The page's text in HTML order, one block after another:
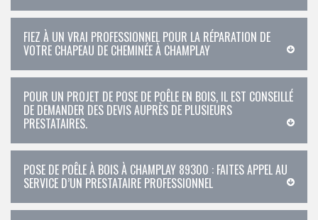
FIEZ À UN VRAI PROFESSIONNEL POUR LA RÉPARATION DE
VOTRE CHAPEAU DE CHEMINÉE À CHAMPLAY
POUR UN PROJET DE POSE DE POÊLE EN BOIS, IL EST CONSEILLÉ
DE DEMANDER DES DEVIS AUPRÈS DE PLUSIEURS
PRESTATAIRES.
POSE DE POÊLE À BOIS À CHAMPLAY 89300 : FAITES APPEL AU
SERVICE D’UN PRESTATAIRE PROFESSIONNEL